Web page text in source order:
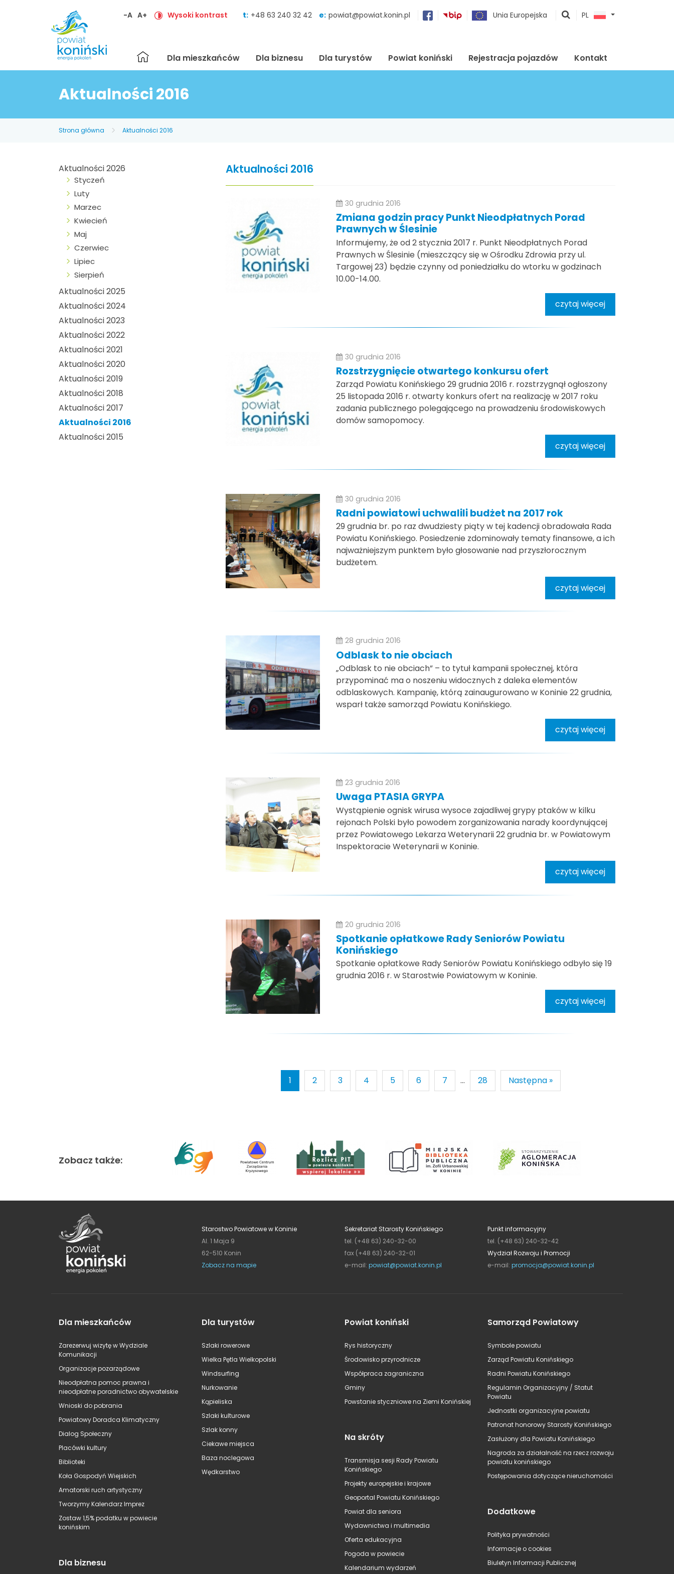
-A A+ Wysoki kontrast t: +48 63 240 32 42 e: powiat@powiat.konin.pl Unia Europejska
pokaż
PL
Strona
główna
Dla mieszkańców Dla biznesu Dla turystów Powiat koniński Rejestracja pojazdów Kontakt
Aktualności 2016
Strona główna Aktualności 2016
Aktualności 2026
Styczeń
Luty
Marzec
Kwiecień
Maj
Czerwiec
Lipiec
Sierpień
Aktualności 2025
Aktualności 2024
Aktualności 2023
Aktualności 2022
Aktualności 2021
Aktualności 2020
Aktualności 2019
Aktualności 2018
Aktualności 2017
Aktualności 2016
Aktualności 2015
Aktualności 2016
30 grudnia 2016
Zmiana godzin pracy Punkt Nieodpłatnych Porad
Prawnych w Ślesinie
Informujemy, że od 2 stycznia 2017 r. Punkt Nieodpłatnych Porad
Prawnych w Ślesinie (mieszczący się w Ośrodku Zdrowia przy ul.
Targowej 23) będzie czynny od poniedziałku do wtorku w godzinach
10.00-14.00.
czytaj więcej
30 grudnia 2016
Rozstrzygnięcie otwartego konkursu ofert
Zarząd Powiatu Konińskiego 29 grudnia 2016 r. rozstrzygnął ogłoszony
25 listopada 2016 r. otwarty konkurs ofert na realizację w 2017 roku
zadania publicznego polegającego na prowadzeniu środowiskowych
domów samopomocy.
czytaj więcej
30 grudnia 2016
Radni powiatowi uchwalili budżet na 2017 rok
29 grudnia br. po raz dwudziesty piąty w tej kadencji obradowała Rada
Powiatu Konińskiego. Posiedzenie zdominowały tematy finansowe, a ich
najważniejszym punktem było głosowanie nad przyszłorocznym
budżetem.
czytaj więcej
28 grudnia 2016
Odblask to nie obciach
„Odblask to nie obciach” – to tytuł kampanii społecznej, która
przypominać ma o noszeniu widocznych z daleka elementów
odblaskowych. Kampanię, którą zainaugurowano w Koninie 22 grudnia,
wsparł także samorząd Powiatu Konińskiego.
czytaj więcej
23 grudnia 2016
Uwaga PTASIA GRYPA
Wystąpienie ognisk wirusa wysoce zajadliwej grypy ptaków w kilku
rejonach Polski było powodem zorganizowania narady koordynującej
przez Powiatowego Lekarza Weterynarii 22 grudnia br. w Powiatowym
Inspektoracie Weterynarii w Koninie.
czytaj więcej
20 grudnia 2016
Spotkanie opłatkowe Rady Seniorów Powiatu
Konińskiego
Spotkanie opłatkowe Rady Seniorów Powiatu Konińskiego odbyło się 19
grudnia 2016 r. w Starostwie Powiatowym w Koninie.
czytaj więcej
1 2 3 4 5 6 7 ... 28 Następna »
Zobacz także:
Starostwo Powiatowe w Koninie
Al. 1 Maja 9
62-510 Konin
Zobacz na mapie
Sekretariat Starosty Konińskiego
tel. (+48 63) 240-32-00
fax (+48 63) 240-32-01
e-mail: powiat@powiat.konin.pl
Punkt informacyjny
tel. (+48 63) 240-32-42
Wydział Rozwoju i Promocji
e-mail: promocja@powiat.konin.pl
Dla mieszkańców
Zarezerwuj wizytę w Wydziale
Komunikacji
Organizacje pozarządowe
Nieodpłatna pomoc prawna i
nieodpłatne poradnictwo obywatelskie
Wnioski do pobrania
Powiatowy Doradca Klimatyczny
Dialog Społeczny
Placówki kultury
Biblioteki
Koła Gospodyń Wiejskich
Amatorski ruch artystyczny
Tworzymy Kalendarz Imprez
Zostaw 1,5% podatku w powiecie
konińskim
Dla biznesu
Dla turystów
Szlaki rowerowe
Wielka Pętla Wielkopolski
Windsurfing
Nurkowanie
Kąpieliska
Szlaki kulturowe
Szlak konny
Ciekawe miejsca
Baza noclegowa
Wędkarstwo
Powiat koniński
Rys historyczny
Środowisko przyrodnicze
Współpraca zagraniczna
Gminy
Powstanie styczniowe na Ziemi Konińskiej
Na skróty
Transmisja sesji Rady Powiatu
Konińskiego
Projekty europejskie i krajowe
Geoportal Powiatu Konińskiego
Powiat dla seniora
Wydawnictwa i multimedia
Oferta edukacyjna
Pogoda w powiecie
Kalendarium wydarzeń
Samorząd Powiatowy
Symbole powiatu
Zarząd Powiatu Konińskiego
Radni Powiatu Konińskiego
Regulamin Organizacyjny / Statut
Powiatu
Jednostki organizacyjne powiatu
Patronat honorowy Starosty Konińskiego
Zasłużony dla Powiatu Konińskiego
Nagroda za działalność na rzecz rozwoju
powiatu konińskiego
Postępowania dotyczące nieruchomości
Dodatkowe
Polityka prywatności
Informacje o cookies
Biuletyn Informacji Publicznej